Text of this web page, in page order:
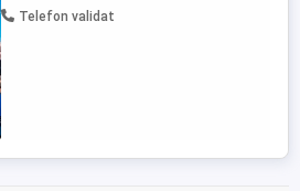
pline de mister le vand doar impreuna la
Telefon validat